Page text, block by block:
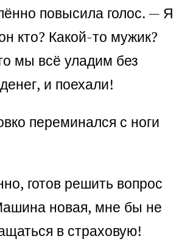
повысила голос. — Я
кто? Какой-то мужик?
мы всё уладим без
и поехали!
переминался с ноги
готов решить вопрос
новая, мне бы не
в страховую!